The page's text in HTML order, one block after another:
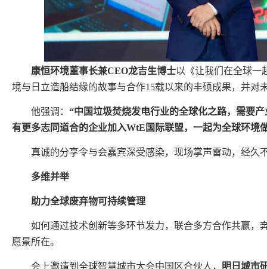
康恒环境董事长兼CEO龙吉生博士以《让我们在全球一
境与日立造船结缘的故事与合作15载以来的丰硕成果，并对
他强调： “中国垃圾焚烧发电行业的全球化之路，需要
有更多志同道合的企业加入WtE国际联盟，一起为全球环境
真诚的分享令与会嘉宾深受感染，现场掌声雷动，经久
多维并举
助力全球废弃物可持续管理
如何通过技术创新等多环节发力，联合多方合作共赢，
愿景所在。
会上邀请到全球智慧城市大会中国区合伙人， 明日城市